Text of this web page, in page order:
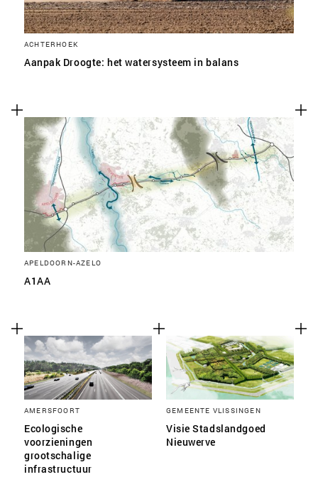
ACHTERHOEK
Aanpak Droogte: het watersysteem in balans
APELDOORN-AZELO
A1AA
AMERSFOORT
Ecologische
voorzieningen
grootschalige
infrastructuur
GEMEENTE VLISSINGEN
Visie Stadslandgoed
Nieuwerve